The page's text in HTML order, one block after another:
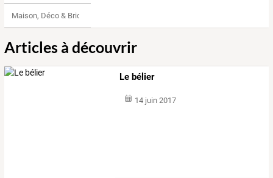
Maison, Déco & Bricolage
Articles à découvrir
Le bélier
14 juin 2017